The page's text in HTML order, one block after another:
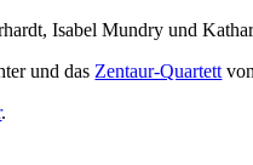
Isabel Mundry und
und das Zentaur-Quartett
.